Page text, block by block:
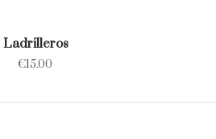
Ladrilleros
€15.00